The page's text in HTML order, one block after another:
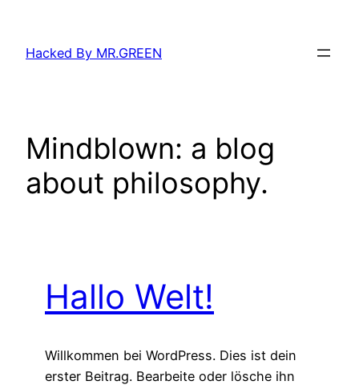
springen
Hacked By MR.GREEN
Mindblown: a blog
about philosophy.
Hallo Welt!
Willkommen bei WordPress. Dies ist dein
erster Beitrag. Bearbeite oder lösche ihn